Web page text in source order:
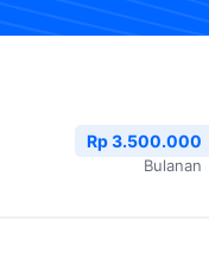
Rp 3.500.000
Bulanan